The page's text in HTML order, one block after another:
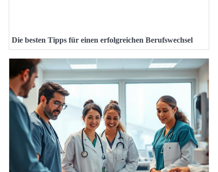
Die besten Tipps für einen erfolgreichen Berufswechsel